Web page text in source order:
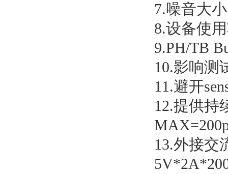
7.噪音大
8.设备使
9.PH/TB
10.影响测
11.避开
12.提供持
13.外接交